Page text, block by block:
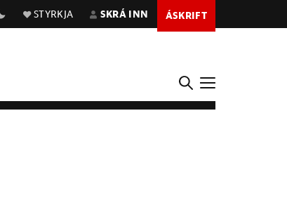
STYRKJA SKRÁ INN ÁSKRIFT